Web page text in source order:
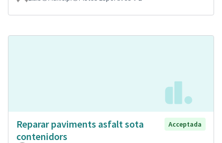
Reparar paviments asfalt sota
contenidors
Acceptada